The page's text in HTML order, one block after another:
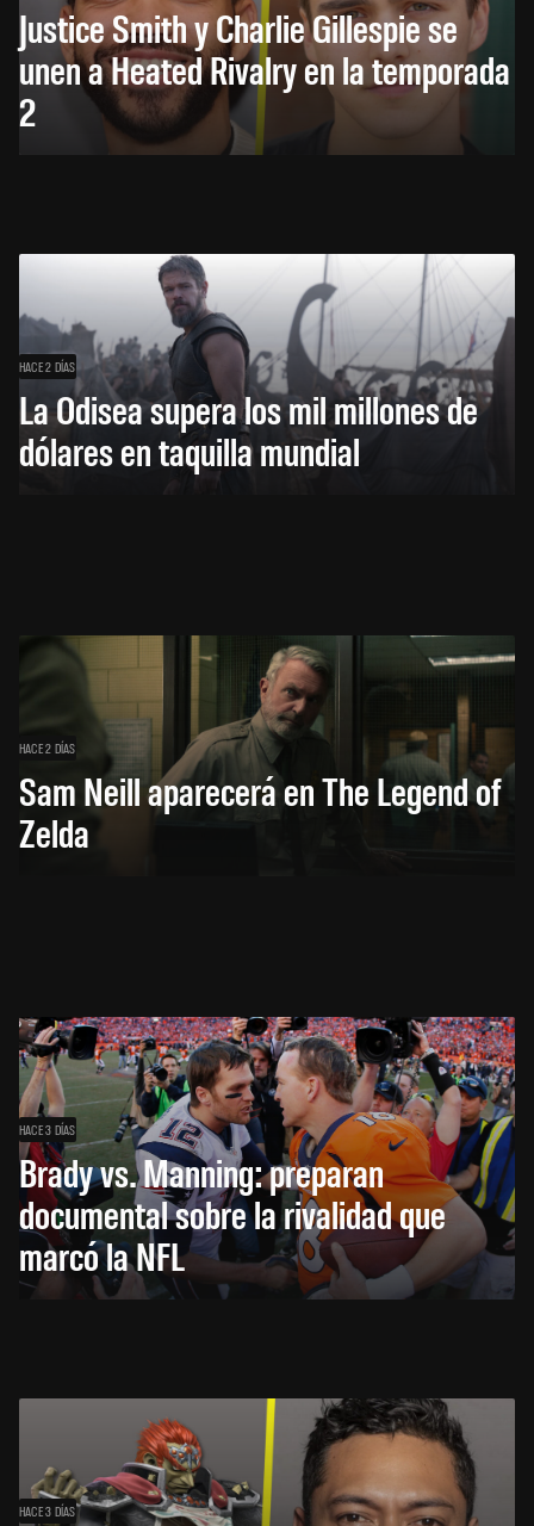
Justice Smith y Charlie Gillespie se
unen a Heated Rivalry en la temporada
2
HACE 2 DÍAS
La Odisea supera los mil millones de
dólares en taquilla mundial
HACE 2 DÍAS
Sam Neill aparecerá en The Legend of
Zelda
HACE 3 DÍAS
Brady vs. Manning: preparan
documental sobre la rivalidad que
marcó la NFL
HACE 3 DÍAS